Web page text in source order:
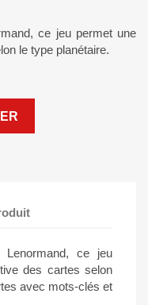
ce jeu permet une
le type planétaire.
Lenormand, ce jeu
des cartes selon
avec mots-clés et